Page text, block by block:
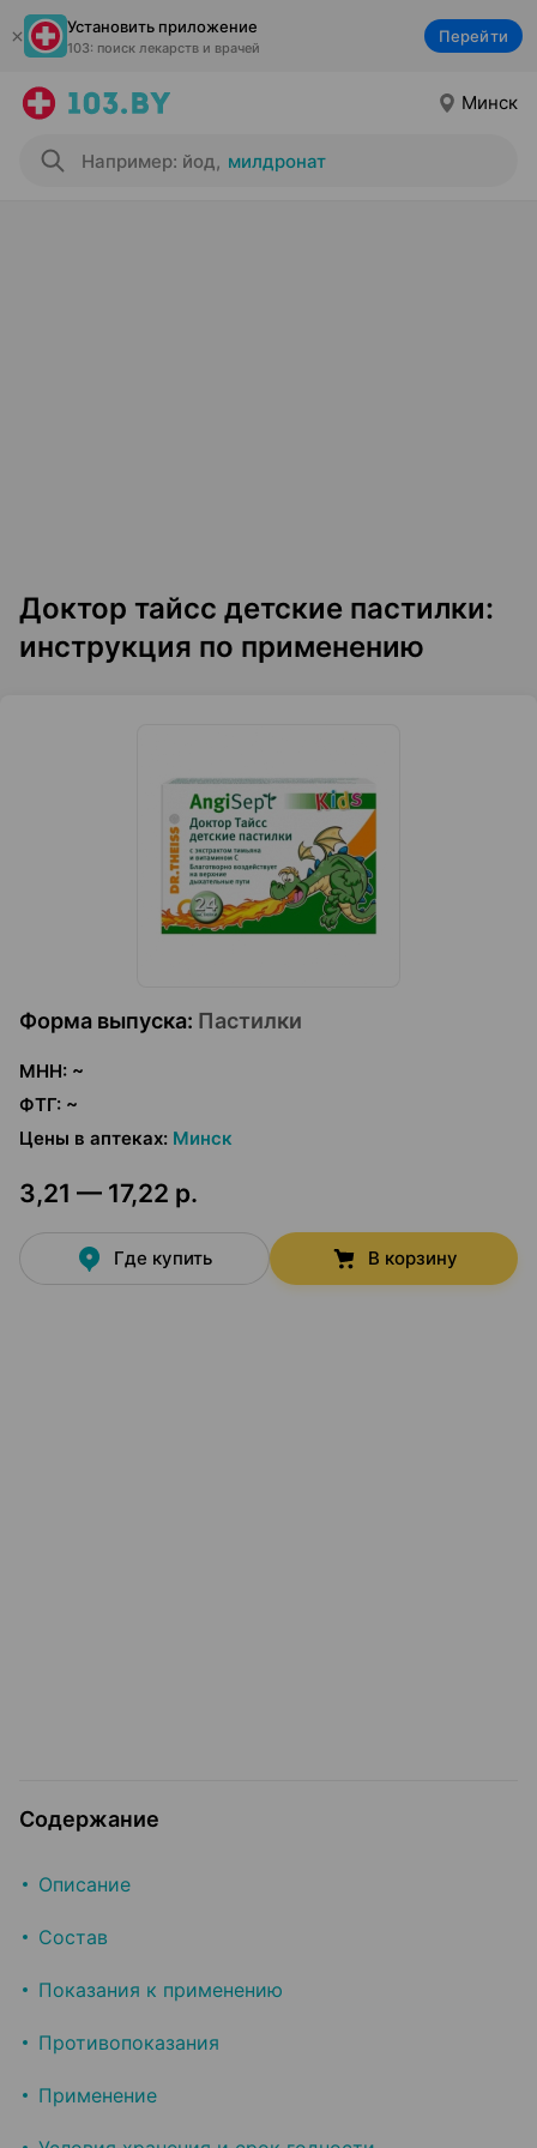
Установить приложение
103: поиск лекарств и врачей
Перейти
Минск
Например: йод, милдронат
Доктор тайсс детские пастилки:
инструкция по применению
Форма выпуска: Пастилки
МНН: ~
ФТГ: ~
Цены в аптеках: Минск
3,21 — 17,22 р.
Где купить В корзину
Содержание
Описание
Состав
Показания к применению
Противопоказания
Применение